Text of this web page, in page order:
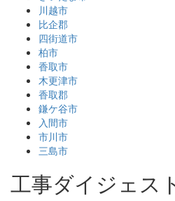
川越市
比企郡
四街道市
柏市
香取市
木更津市
香取郡
鎌ケ谷市
入間市
市川市
三島市
工事ダイジェス